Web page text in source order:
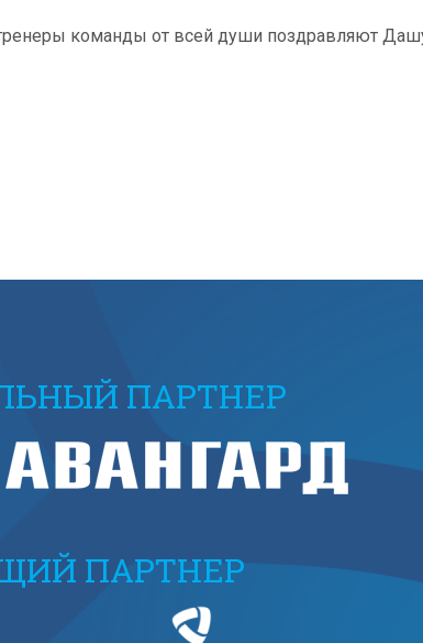
тренеры команды от всей души поздравляют
ПАРТНЕР
ПАРТНЕР